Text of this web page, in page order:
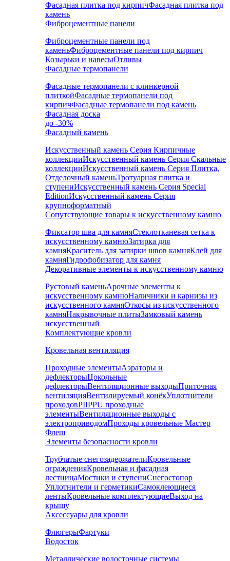
Фасадная плитка под кирпичФасадная плитка под
камень
Фиброцементные панели
Фиброцементные панели под
каменьФиброцементные панели под кирпич
Козырьки и навесыОтливы
Фасадные термопанели
Фасадные термопанели с клинкерной
плиткойФасадные термопанели под
кирпичФасадные термопанели под камень
Фасадная доска
до -30%
Фасадный камень
Искусственный камень Серия Кирпичные
коллекцииИскусственный камень Серия Скальные
коллекцииИскусственный камень Серия Плитка,
Отделочный каменьТротуарная плитка и
ступениИскусственный камень Серия Special
EditionИскусственный камень Серия
крупноформатный
Сопутствующие товары к искусственному камню
Фиксатор шва для камняСтеклотканевая сетка к
искусственному камнюЗатирка для
камняКраситель для затирки швов камняКлей для
камняГидрофобизатор для камня
Декоративные элементы к искусственному камню
Рустовый каменьАрочные элементы к
искусственному камнюНаличники и карнизы из
искусственного камняОткосы из искусственного
камняНакрывочные плитыЗамковый камень
искусственный
Комплектующие кровли
Кровельная вентиляция
Проходные элементыАэраторы и
дефлекторыЦокольные
дефлекторыВентиляционные выходыПриточная
вентиляцияВентилируемый конёкУплотнители
проходовPIIPPU проходные
элементыВентиляционные выходы с
электроприводомПроходы кровельные Мастер
Флеш
Элементы безопасности кровли
Трубчатые снегозадержателиКровельные
огражденияКровельная и фасадная
лестницаМостики и ступениСнегостопор
Уплотнители и герметикиСамоклеющиеся
лентыКровельные комплектующиеВыход на
крышу
Аксессуары для кровли
ФлюгерыФартуки
Водосток
Металлические водосточные системы